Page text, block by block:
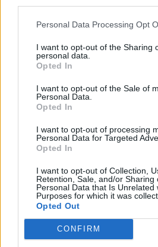
Personal Data Processing Opt
I want to opt-out of the Sharing
personal data.
Opted In
I want to opt-out of the Sale of
Personal Data.
Opted In
I want to opt-out of processing
Personal Data for Targeted
Opted In
I want to opt-out of Collection,
Retention, Sale, and/or Sharing
Personal Data that Is Unrelated
Purposes for which it was
Opted Out
CONFIRM
Máltai kaland 7.
a hétköznapokban
Egy ház, amely a
nyílik – Villa...
A családok, akik
várakozást – Ha